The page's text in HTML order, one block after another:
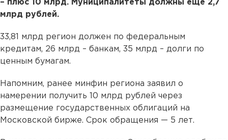
– плюс 10 млрд. Муниципалитеты должны еще 2,7
млрд рублей.
33,81 млрд регион должен по федеральным
кредитам, 26 млрд – банкам, 35 млрд – долги по
ценным бумагам.
Напомним, ранее минфин региона заявил о
намерении получить 10 млрд рублей через
размещение государственных облигаций на
Московской бирже. Срок обращения — 5 лет.